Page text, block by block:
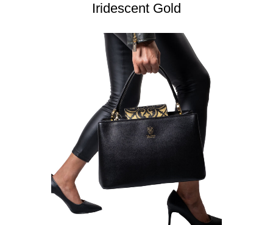
Iridescent Gold